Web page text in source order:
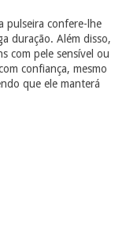
pulseira confere-lhe
duração. Além disso,
com pele sensível ou
confiança, mesmo
que ele manterá